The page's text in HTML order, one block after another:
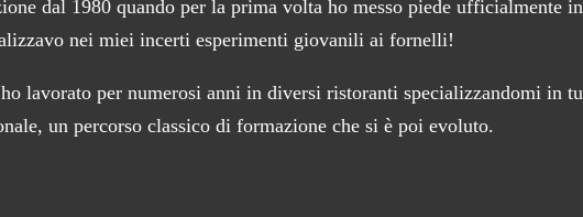
dal 1980 quando per la prima volta ho messo piede ufficialmente
nei miei incerti esperimenti giovanili ai fornelli!
lavorato per numerosi anni in diversi ristoranti specializzandomi in
un percorso classico di formazione che si è poi evoluto.